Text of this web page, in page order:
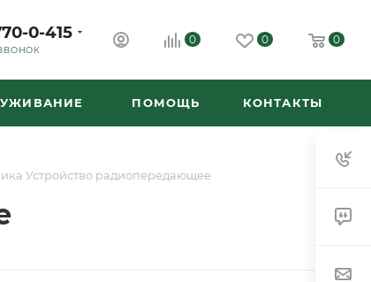
0-415 0 0 0
ПОМОЩЬ КОНТАКТЫ
Устройство радиопередающее